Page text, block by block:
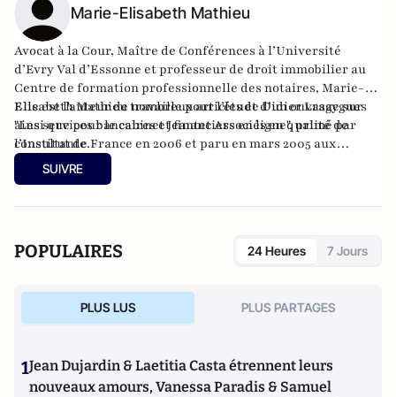
Marie-Elisabeth Mathieu
Avocat à la Cour, Maître de Conférences à l’Université
d’Evry Val d’Essonne et professeur de droit immobilier au
Centre de formation professionnelle des notaires, Marie-
Elisabeth Mathieu travaille pour l’étude Didier Lasaygues
ainsi que pour le cabinet Jeantet Associés en qualité de
consultante.
Elle est l'auteur de nombreux articles et d’un ouvrage sur
"Les services bancaires et financiers en ligne", primé par
l’Institut de France en 2006 et paru en mars 2005 aux
éditions de la Revue Banque. Elle a également publié en
novembre 2007 un ouvrage sur "Les nouvelles garanties de
SUIVRE
POPULAIRES 24 Heures 7 Jours
PLUS LUS PLUS PARTAGES
1Jean Dujardin & Laetitia Casta étrennent leurs
nouveaux amours, Vanessa Paradis & Samuel